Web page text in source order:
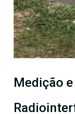
Medição